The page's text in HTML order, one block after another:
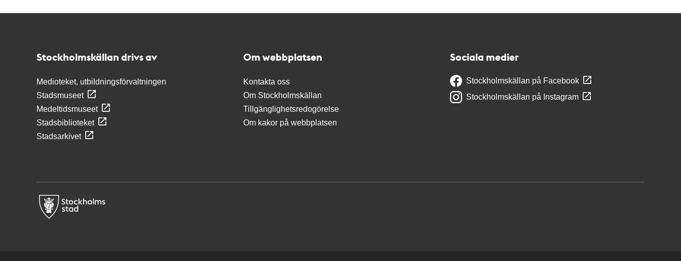
Stockholmskällan drivs av
Medioteket, utbildningsförvaltningen
Stadsmuseet
Medeltidsmuseet
Stadsbiblioteket
Stadsarkivet
Om webbplatsen
Kontakta oss
Om Stockholmskällan
Tillgänglighetsredogörelse
Om kakor på webbplatsen
Sociala medier
Stockholmskällan på Facebook
Stockholmskällan på Instagram